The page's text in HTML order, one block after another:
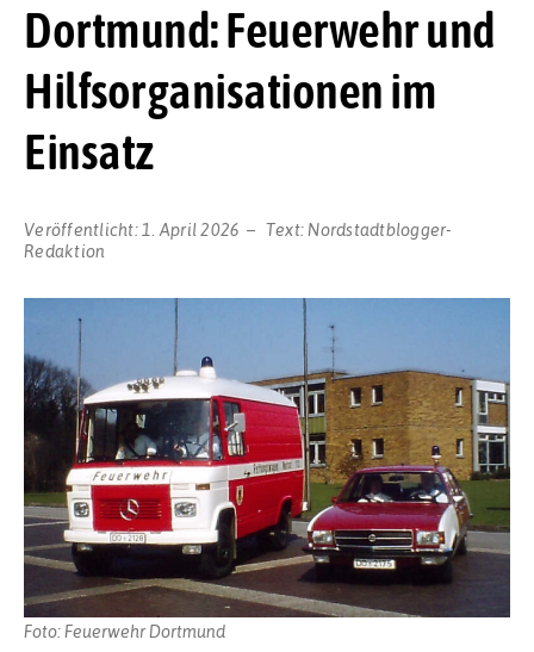
Dortmund: Feuerwehr und
Hilfsorganisationen im
Einsatz
Veröffentlicht: 1. April 2026 Text: Nordstadtblogger-
Redaktion
Foto: Feuerwehr Dortmund